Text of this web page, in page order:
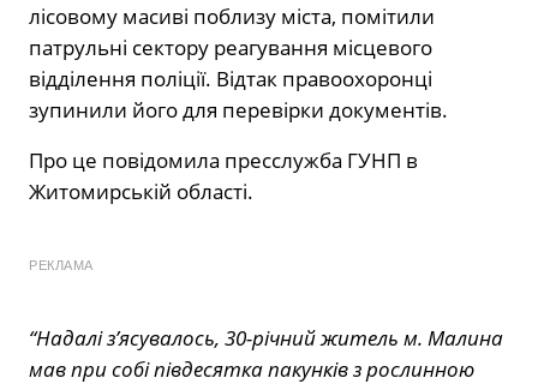
лісовому масиві поблизу міста, помітили
патрульні сектору реагування місцевого
відділення поліції. Відтак правоохоронці
зупинили його для перевірки документів.
Про це повідомила пресслужба ГУНП в
Житомирській області.
РЕКЛАМА
“Надалі з’ясувалось, 30-річний житель м. Малина
мав при собі півдесятка пакунків з рослинною